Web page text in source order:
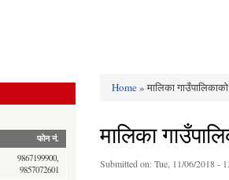
फोन नं.
9867199900,
9857072601
Home» मालिका
मालिका
Submitted on:Tue, 11/06/2018 -